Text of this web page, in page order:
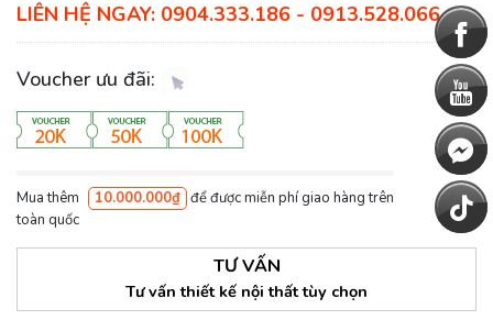
LIÊN HỆ NGAY: 0904.333.186 - 0913.528.066
Voucher ưu đãi:
Mua thêm 10.000.000₫ để được miễn phí giao hàng trên
toàn quốc
TƯ VẤN
Tư vấn thiết kế nội thất tùy chọn